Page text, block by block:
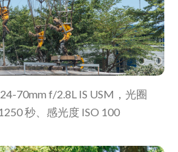
70mm f/2.8L IS USM，光圈
秒、感光度 ISO 100